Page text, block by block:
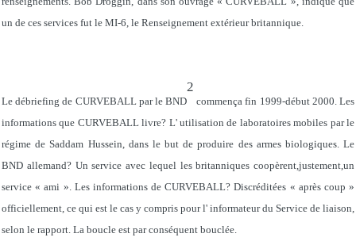
un de ces services fut le MI-6, le Renseignement extérieur britannique.
Le débriefing de CURVEBALL par le BND
2
commença fin 1999-début 2000. Les
informations que CURVEBALL livre? L' utilisation de laboratoires mobiles par le
régime de Saddam Hussein, dans le but de produire des armes biologiques. Le
BND allemand? Un service avec lequel les britanniques coopèrent,justement,un
service « ami ». Les informations de CURVEBALL? Discréditées « après coup »
officiellement, ce qui est le cas y compris pour l' informateur du Service de liaison,
selon le rapport. La boucle est par conséquent bouclée.